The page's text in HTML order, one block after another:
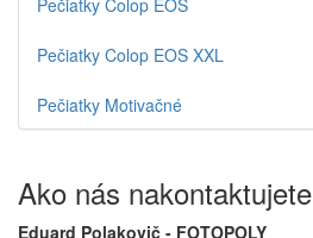
Pečiatky Colop EOS
Pečiatky Colop EOS XXL
Pečiatky Motivačné
Ako nás nakontaktujete
Eduard Polakovič - FOTOPOLY